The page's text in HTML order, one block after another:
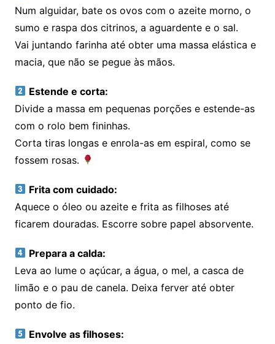
Num alguidar, bate os ovos com o azeite morno, o
sumo e raspa dos citrinos, a aguardente e o sal.
Vai juntando farinha até obter uma massa elástica e
macia, que não se pegue às mãos.
Estende e corta:
Divide a massa em pequenas porções e estende-as
com o rolo bem fininhas.
Corta tiras longas e enrola-as em espiral, como se
fossem rosas.
Frita com cuidado:
Aquece o óleo ou azeite e frita as filhoses até
ficarem douradas. Escorre sobre papel absorvente.
Prepara a calda:
Leva ao lume o açúcar, a água, o mel, a casca de
limão e o pau de canela. Deixa ferver até obter
ponto de fio.
Envolve as filhoses: